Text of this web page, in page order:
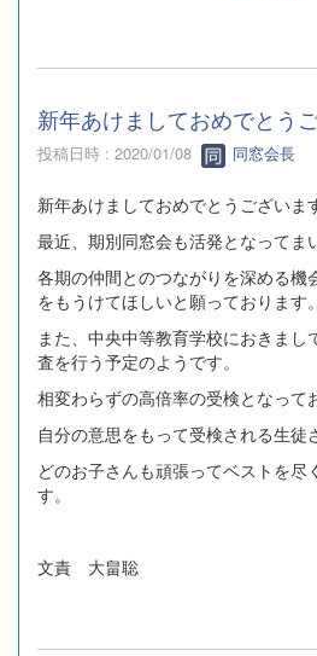
新年あけましておめでとう
投稿日時 : 2020/01/08 同窓会長
新年あけましておめでとうございます
最近、期別同窓会も活発となってま
各期の仲間とのつながりを深める機
をもうけてほしいと願っております。
また、中央中等教育学校におきま
査を行う予定のようです。
相変わらずの高倍率の受検となって
自分の意思をもって受検される生徒
どのお子さんも頑張ってベストを尽
す。
文責 大畠聡